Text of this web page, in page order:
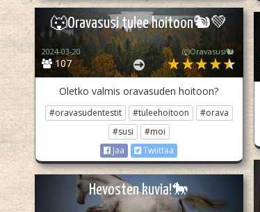
🐺Oravasusi tulee hoitoon🐿💚
107
2024-03-20 🐺Oravasusi🐿
Oletko valmis oravasuden hoitoon?
#oravasudentestit #tuleehoitoon
#orava
#susi
#moi
Jaa
Twiittaa
Hevosten kuvia!🐎